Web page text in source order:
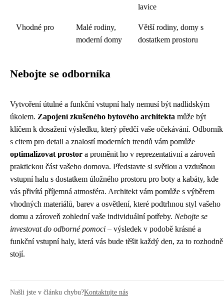
lavice
Vhodné pro
Malé rodiny,
moderní domy
Větší rodiny, domy s
dostatkem prostoru
Nebojte se odborníka
Vytvoření útulné a funkční vstupní haly nemusí být nadlidským
úkolem. Zapojení zkušeného bytového architekta může být
klíčem k dosažení výsledku, který předčí vaše očekávání. Odborník
s citem pro detail a znalostí moderních trendů vám pomůže
optimalizovat prostor a proměnit ho v reprezentativní a zároveň
praktickou část vašeho domova. Představte si světlou a vzdušnou
vstupní halu s dostatkem úložného prostoru pro boty a kabáty, kde
vás přivítá příjemná atmosféra. Architekt vám pomůže s výběrem
vhodných materiálů, barev a osvětlení, které podtrhnou styl vašeho
domu a zároveň zohlední vaše individuální potřeby. Nebojte se
investovat do odborné pomoci – výsledek v podobě krásné a
funkční vstupní haly, která vás bude těšit každý den, za to rozhodně
stojí.
Našli jste v článku chybu?Kontaktujte nás